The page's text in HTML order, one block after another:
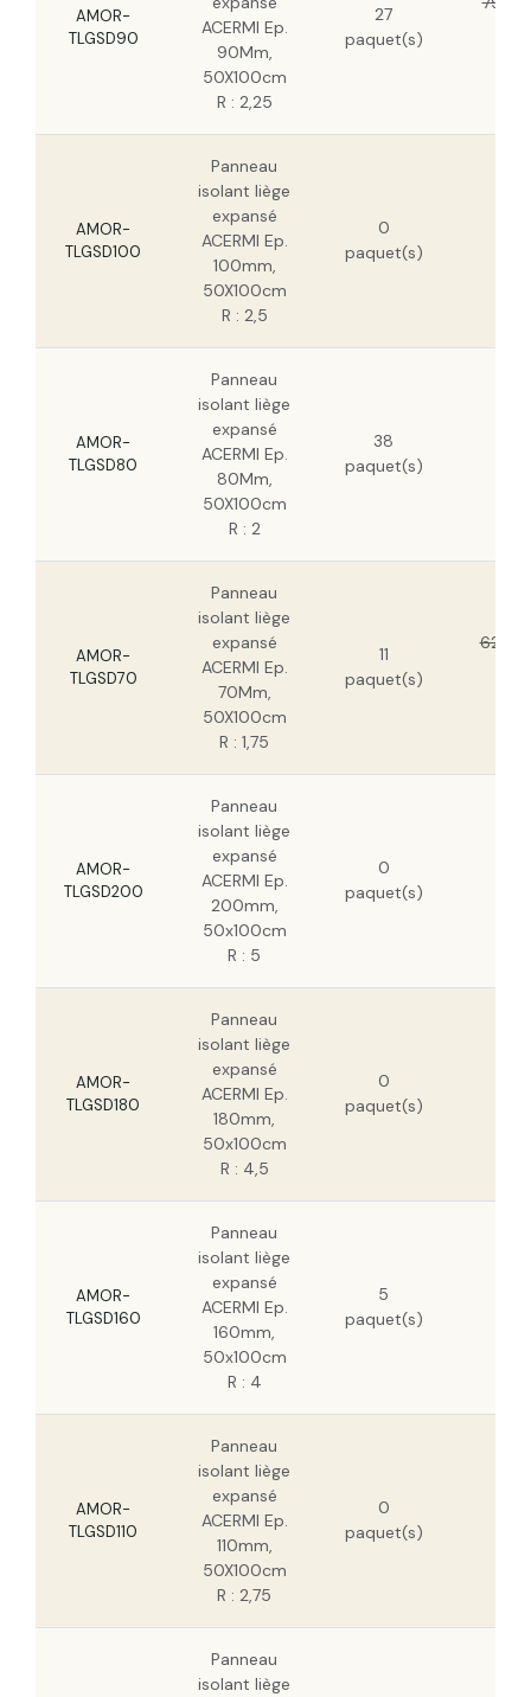
AMOR-
TLGSD90
ACERMI Ep.
90Mm,
50X100cm
R : 2,25
27
paquet(s)
AMOR-
TLGSD100
Panneau
isolant liège
expansé
ACERMI Ep.
100mm,
50X100cm
R : 2,5
0
paquet(s)
AMOR-
TLGSD80
Panneau
isolant liège
expansé
ACERMI Ep.
80Mm,
50X100cm
R : 2
38
paquet(s)
AMOR-
TLGSD70
Panneau
isolant liège
expansé
ACERMI Ep.
70Mm,
50X100cm
R : 1,75
11
paquet(s)
62,17
AMOR-
TLGSD200
Panneau
isolant liège
expansé
ACERMI Ep.
200mm,
50x100cm
R : 5
0
paquet(s)
AMOR-
TLGSD180
Panneau
isolant liège
expansé
ACERMI Ep.
180mm,
50x100cm
R : 4,5
0
paquet(s)
AMOR-
TLGSD160
Panneau
isolant liège
expansé
ACERMI Ep.
160mm,
50x100cm
R : 4
5
paquet(s)
AMOR-
TLGSD110
Panneau
isolant liège
expansé
ACERMI Ep.
110mm,
50X100cm
R : 2,75
0
paquet(s)
Panneau
isolant liège